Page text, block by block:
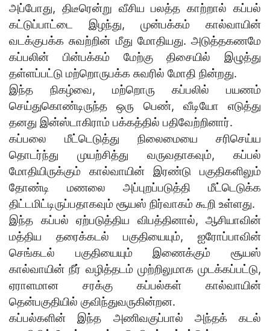
அப்போது, திடீரென்று வீசிய பலத்த காற்றால் கப்பல்
கட்டுப்பாட்டை இழந்து, முன்பக்கம் கால்வாயின்
வடக்குபக்க சுவற்றின் மீது மோதியது. அடுத்தகணமே
கப்பலின் பின்பக்கம் மேற்கு திசையில் இழுத்து
தள்ளப்பட்டு மற்றொருபக்க சுவரில் மோதி நின்றது.
இந்த நிகழ்வை, மற்றொரு கப்பலில் பயணம்
செய்துகொண்டிருந்த ஒரு பெண், வீடியோ எடுத்து
தனது இன்ஸ்டாகிராம் பக்கத்தில் பதிவேற்றினார்.
கப்பலை மீட்டெடுத்து நிலைமையை சரிசெய்ய
தொடர்ந்து முயற்சித்து வருவதாகவும், கப்பல்
மோதியிருக்கும் கால்வாயின் இரண்டு பகுதிகளிலும்
தோண்டி மணலை அப்புறப்படுத்தி மீட்டெடுக்க
திட்டமிட்டிருப்பதாகவும் சூயஸ் நிர்வாகம் கூறி உள்ளது.
இந்த கப்பல் ஏற்படுத்திய விபத்தினால், ஆசியாவின்
மத்திய தரைக்கடல் பகுதியையும், ஐரோப்பாவின்
செங்கடல் பகுதியையும் இணைக்கும் சூயஸ்
கால்வாயின் நீர் வழித்தடம் முற்றிலுமாக முடக்கப்பட்டு,
ஏராளமான சரக்கு கப்பல்கள் கால்வாயின்
தென்பகுதியில் குவிந்துவருகின்றன.
கப்பல்களின் இந்த அணிவகுப்பால் அந்தக் கடல்